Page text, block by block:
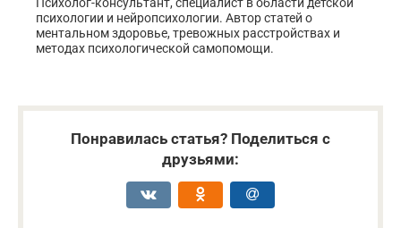
психологии и нейропсихологии. Автор статей о
ментальном здоровье, тревожных расстройствах и
методах психологической самопомощи.
Понравилась статья? Поделиться с
друзьями: